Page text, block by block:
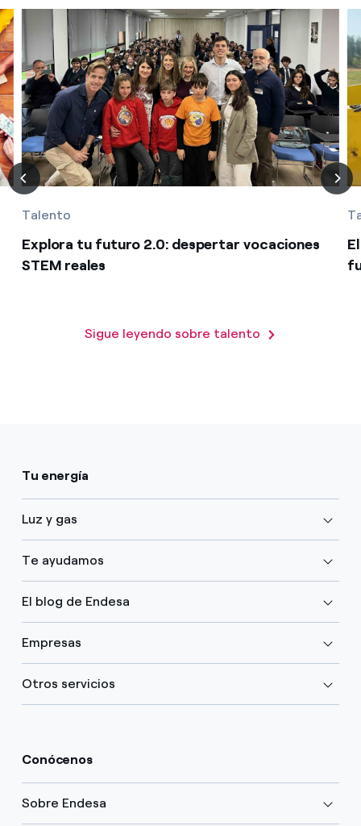
Talento
Explora tu futuro 2.0: despertar vocaciones
STEM reales
Sigue leyendo sobre talento
Tu energía
Luz y gas
Te ayudamos
El blog de Endesa
Empresas
Otros servicios
Conócenos
Sobre Endesa